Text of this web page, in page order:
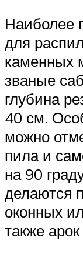
Наиболее
для
каменных
званые
глубина
40 см.
можно
пила и
на 90
делаются
оконных
также